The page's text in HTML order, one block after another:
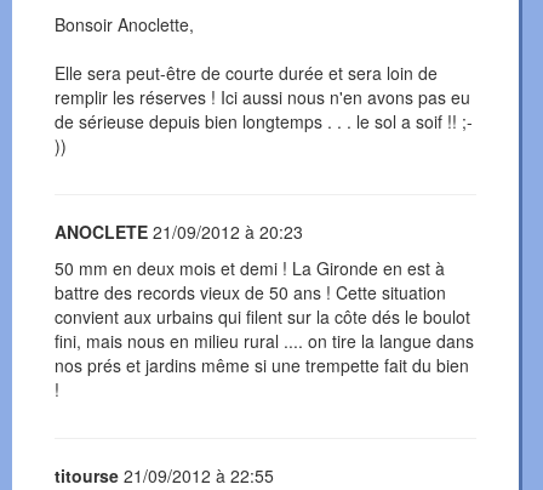
Bonsoir Anoclette,
Elle sera peut-être de courte durée et sera loin de
remplir les réserves ! Ici aussi nous n'en avons pas eu
de sérieuse depuis bien longtemps . . . le sol a soif !! ;-
))
ANOCLETE 21/09/2012 à 20:23
50 mm en deux mois et demi ! La Gironde en est à
battre des records vieux de 50 ans ! Cette situation
convient aux urbains qui filent sur la côte dés le boulot
fini, mais nous en milieu rural .... on tire la langue dans
nos prés et jardins même si une trempette fait du bien
!
titourse 21/09/2012 à 22:55